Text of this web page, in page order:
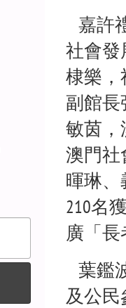
嘉許
社會發
棣樂，
副館
敏茵，
澳門社
暉琳
210名
廣「
葉鑑
及公